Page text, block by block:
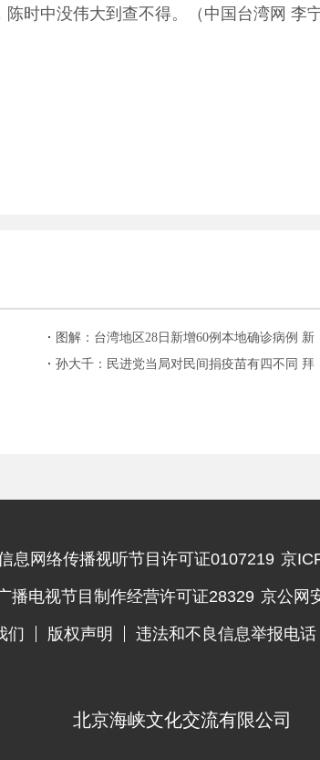
时中没伟大到查不得。（中国台湾网 李宁
图解：台湾地区28日新增60例本地确诊病例 新
增死亡3例
孙大千：民进党当局对民间捐疫苗有四不同 拜
息网络传播视听节目许可证0107219 京
播电视节目制作经营许可证28329 京公网
们 版权声明 违法和不良信息举报电
违法和不良信息举报电话
北京海峡文化交流有限公司